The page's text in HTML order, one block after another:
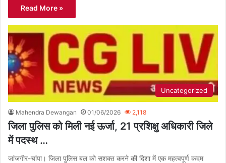
Read More »
Uncategorized
Mahendra Dewangan 01/06/2026 2,118
जिला पुलिस को मिली नई ऊर्जा, 21 प्रशिक्षु अधिकारी जिले
में पदस्थ …
जांजगीर-चांपा। जिला पुलिस बल को सशक्त करने की दिशा में एक महत्वपूर्ण कदम